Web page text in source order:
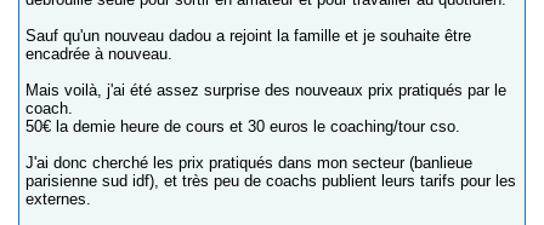
Sauf qu'un nouveau dadou a rejoint la famille et je souhaite être
encadrée à nouveau.
Mais voilà, j'ai été assez surprise des nouveaux prix pratiqués par le
coach.
50€ la demie heure de cours et 30 euros le coaching/tour cso.
J'ai donc cherché les prix pratiqués dans mon secteur (banlieue
parisienne sud idf), et très peu de coachs publient leurs tarifs pour les
externes.